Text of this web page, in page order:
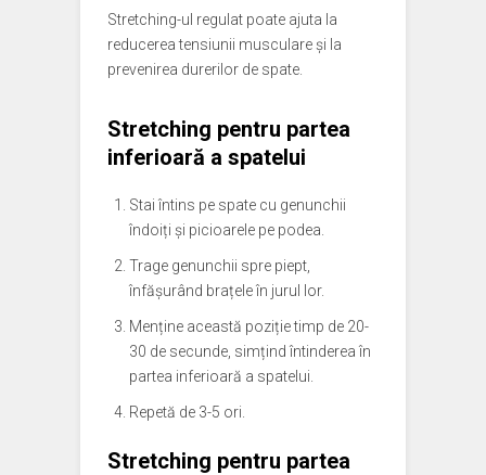
Stretching-ul regulat poate ajuta la
reducerea tensiunii musculare și la
prevenirea durerilor de spate.
Stretching pentru partea
inferioară a spatelui
Stai întins pe spate cu genunchii
îndoiți și picioarele pe podea.
Trage genunchii spre piept,
înfășurând brațele în jurul lor.
Menține această poziție timp de 20-
30 de secunde, simțind întinderea în
partea inferioară a spatelui.
Repetă de 3-5 ori.
Stretching pentru partea